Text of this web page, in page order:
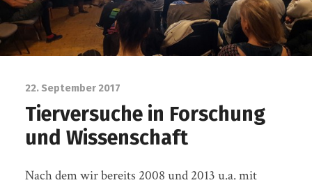
22. September 2017
Tierversuche in Forschung
und Wissenschaft
Nach dem wir bereits 2008 und 2013 u.a. mit